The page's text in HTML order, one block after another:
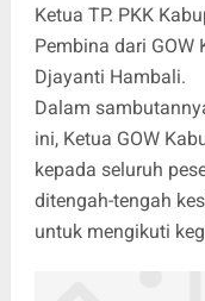
Ketua TP. PKK
Pembina dari GOW
Djayanti Hambali.
Dalam
ini, Ketua GOW
kepada seluruh
ditengah-tengah
untuk mengikuti